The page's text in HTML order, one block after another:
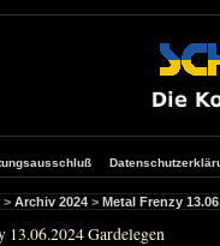
> Archiv 2024 > Metal Frenzy
13.06.2024 Gardelegen